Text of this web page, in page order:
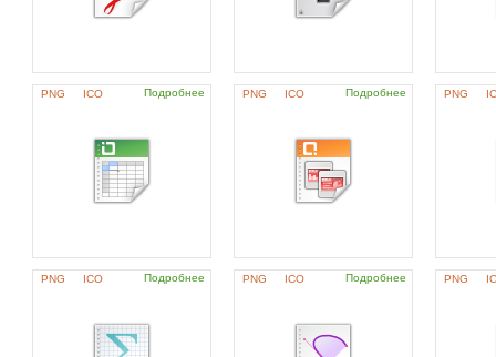
PNG ICO Подробнее PNG ICO Подробнее PNG
PNG ICO Подробнее PNG ICO Подробнее PNG